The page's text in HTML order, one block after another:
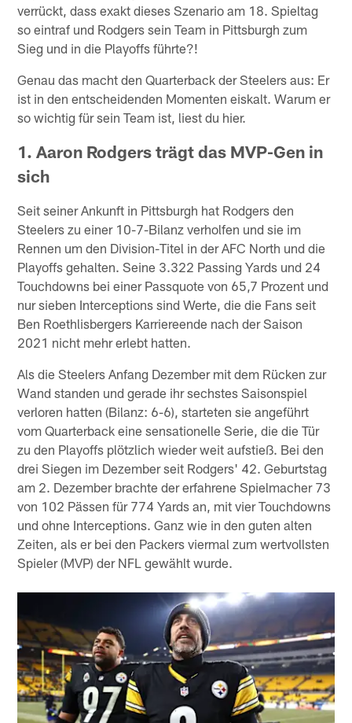
verrückt, dass exakt dieses Szenario am 18. Spieltag
so eintraf und Rodgers sein Team in Pittsburgh zum
Sieg und in die Playoffs führte?!
Genau das macht den Quarterback der Steelers aus: Er
ist in den entscheidenden Momenten eiskalt. Warum er
so wichtig für sein Team ist, liest du hier.
1. Aaron Rodgers trägt das MVP-Gen in
sich
Seit seiner Ankunft in Pittsburgh hat Rodgers den
Steelers zu einer 10-7-Bilanz verholfen und sie im
Rennen um den Division-Titel in der AFC North und die
Playoffs gehalten. Seine 3.322 Passing Yards und 24
Touchdowns bei einer Passquote von 65,7 Prozent und
nur sieben Interceptions sind Werte, die die Fans seit
Ben Roethlisbergers Karriereende nach der Saison
2021 nicht mehr erlebt hatten.
Als die Steelers Anfang Dezember mit dem Rücken zur
Wand standen und gerade ihr sechstes Saisonspiel
verloren hatten (Bilanz: 6-6), starteten sie angeführt
vom Quarterback eine sensationelle Serie, die die Tür
zu den Playoffs plötzlich wieder weit aufstieß. Bei den
drei Siegen im Dezember seit Rodgers' 42. Geburtstag
am 2. Dezember brachte der erfahrene Spielmacher 73
von 102 Pässen für 774 Yards an, mit vier Touchdowns
und ohne Interceptions. Ganz wie in den guten alten
Zeiten, als er bei den Packers viermal zum wertvollsten
Spieler (MVP) der NFL gewählt wurde.